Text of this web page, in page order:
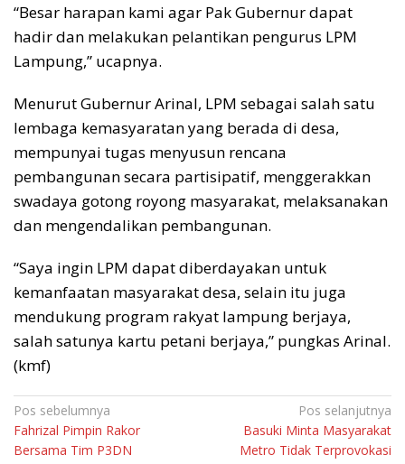
“Besar harapan kami agar Pak Gubernur dapat
hadir dan melakukan pelantikan pengurus LPM
Lampung,” ucapnya.
Menurut Gubernur Arinal, LPM sebagai salah satu
lembaga kemasyaratan yang berada di desa,
mempunyai tugas menyusun rencana
pembangunan secara partisipatif, menggerakkan
swadaya gotong royong masyarakat, melaksanakan
dan mengendalikan pembangunan.
“Saya ingin LPM dapat diberdayakan untuk
kemanfaatan masyarakat desa, selain itu juga
mendukung program rakyat lampung berjaya,
salah satunya kartu petani berjaya,” pungkas Arinal.
(kmf)
Navigasi
pos
Pos sebelumnya
Fahrizal Pimpin Rakor
Bersama Tim P3DN
Pos selanjutnya
Basuki Minta Masyarakat
Metro Tidak Terprovokasi